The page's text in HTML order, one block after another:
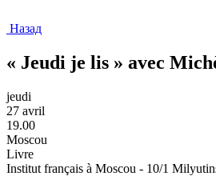
Назад
« Jeudi je lis » avec
jeudi
27 avril
19.00
Moscou
Livre
Institut français à Moscou - 10/1